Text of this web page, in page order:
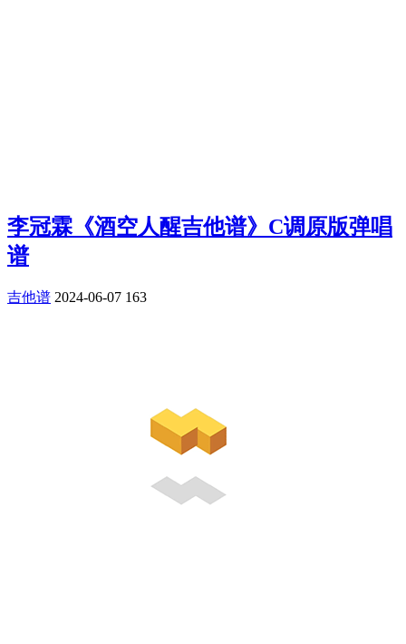
李冠霖《酒空人醒吉他谱》C调原版弹唱
谱
吉他谱 2024-06-07 163